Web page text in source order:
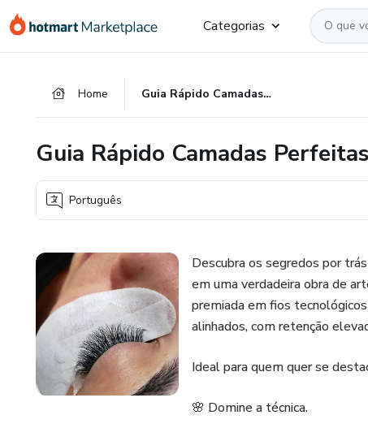
para
para
para
Categorias
Home Guia Rápido Camadas Perfeitas
Guia Rápido Camadas Perfeitas
Português
Descubra os segredos por
em uma verdadeira obra de
premiada em fios
alinhados, com retenção
Ideal para quem quer se
🌸 Domine a técnica.